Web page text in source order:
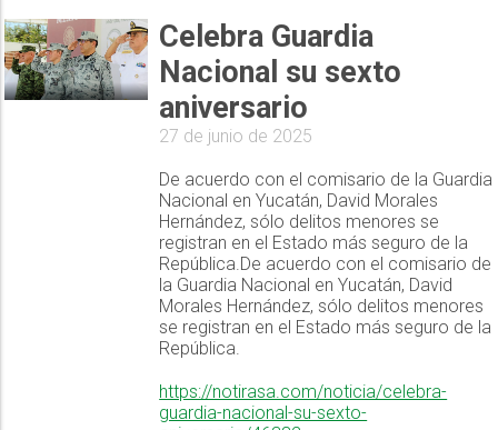
Celebra Guardia
Nacional su sexto
aniversario
27 de junio de 2025
De acuerdo con el comisario de la Guardia
Nacional en Yucatán, David Morales
Hernández, sólo delitos menores se
registran en el Estado más seguro de la
República.De acuerdo con el comisario de
la Guardia Nacional en Yucatán, David
Morales Hernández, sólo delitos menores
se registran en el Estado más seguro de la
República.
https://notirasa.com/noticia/celebra-
guardia-nacional-su-sexto-